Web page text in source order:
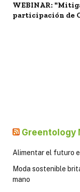
WEBINAR:
participación de
Greentology
Alimentar el futuro
Moda sostenible
mano